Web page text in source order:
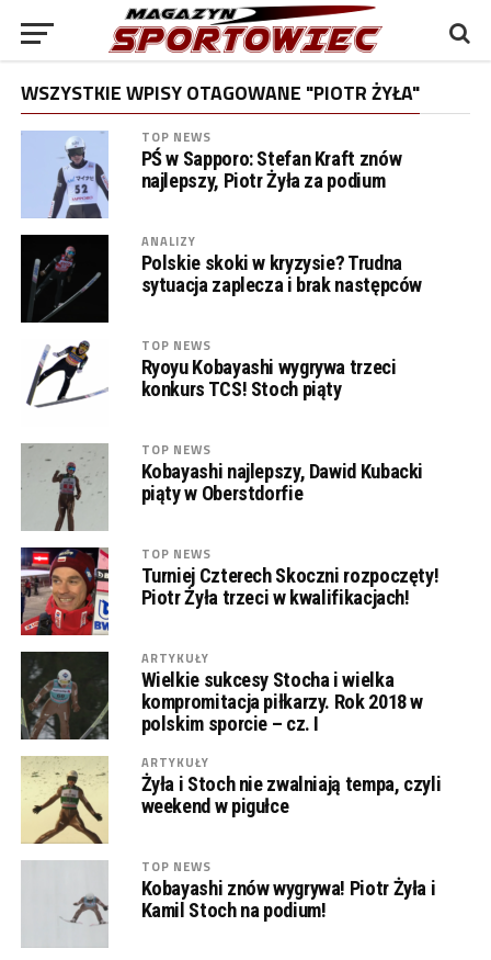
WSZYSTKIE WPISY OTAGOWANE "PIOTR ŻYŁA"
TOP NEWS
PŚ w Sapporo: Stefan Kraft znów
najlepszy, Piotr Żyła za podium
ANALIZY
Polskie skoki w kryzysie? Trudna
sytuacja zaplecza i brak następców
TOP NEWS
Ryoyu Kobayashi wygrywa trzeci
konkurs TCS! Stoch piąty
TOP NEWS
Kobayashi najlepszy, Dawid Kubacki
piąty w Oberstdorfie
TOP NEWS
Turniej Czterech Skoczni rozpoczęty!
Piotr Żyła trzeci w kwalifikacjach!
ARTYKUŁY
Wielkie sukcesy Stocha i wielka
kompromitacja piłkarzy. Rok 2018 w
polskim sporcie – cz. I
ARTYKUŁY
Żyła i Stoch nie zwalniają tempa, czyli
weekend w pigułce
TOP NEWS
Kobayashi znów wygrywa! Piotr Żyła i
Kamil Stoch na podium!